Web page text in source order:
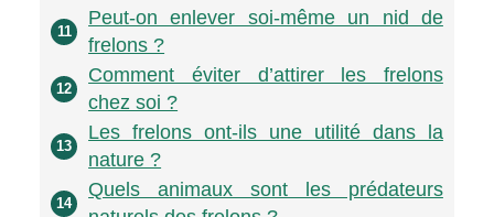
11
Peut-on enlever soi-même un nid de
frelons ?
12
Comment éviter d’attirer les frelons
chez soi ?
13
Les frelons ont-ils une utilité dans la
nature ?
14
Quels animaux sont les prédateurs